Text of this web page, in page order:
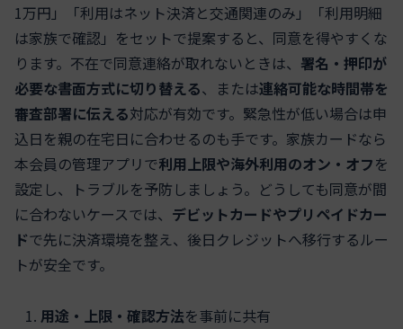
1万円」「利用はネット決済と交通関連のみ」「利用明細
は家族で確認」をセットで提案すると、同意を得やすくな
ります。不在で同意連絡が取れないときは、 署名・押印が
必要な書面方式に切り替える、または連絡可能な時間帯を
審査部署に伝える対応が有効です。緊急性が低い場合は申
込日を親の在宅日に合わせるのも手です。家族カードなら
本会員の管理アプリで利用上限や海外利用のオン・オフを
設定し、トラブルを予防しましょう。どうしても同意が間
に合わないケースでは、 デビットカードやプリペイドカー
ドで先に決済環境を整え、後日クレジットへ移行するルー
トが安全です。
用途・上限・確認方法を事前に共有